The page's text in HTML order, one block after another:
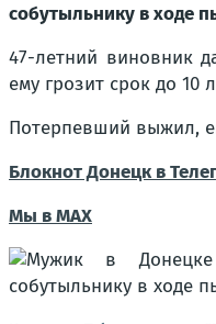
собутыльнику в ходе
47-летний виновник
ему грозит срок до 10
Потерпевший выжил,
Блокнот Донецк в
Мы в МАХ